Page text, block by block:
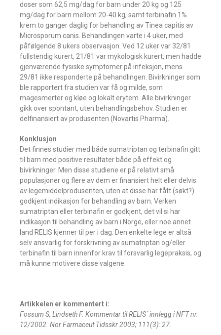
doser som 62,5 mg/dag for barn under 20 kg og 125
mg/dag for barn mellom 20-40 kg, samt terbinafin 1%
krem to ganger daglig for behandling av Tinea capitis av
Microsporum canis. Behandlingen varte i 4 uker, med
påfølgende 8 ukers observasjon. Ved 12 uker var 32/81
fullstendig kurert, 21/81 var mykologisk kurert, men hadde
gjenværende fysiske symptomer på infeksjon, mens
29/81 ikke responderte på behandlingen. Bivirkninger som
ble rapportert fra studien var få og milde, som
magesmerter og kløe og lokalt erytem. Alle bivirkninger
gikk over spontant, uten behandlingsbehov. Studien er
delfinansiert av produsenten (Novartis Pharma).
Konklusjon
Det finnes studier med både sumatriptan og terbinafin gitt
til barn med positive resultater både på effekt og
bivirkninger. Men disse studiene er på relativt små
populasjoner og flere av dem er finansiert helt eller delvis
av legemiddelprodusenten, uten at disse har fått (søkt?)
godkjent indikasjon for behandling av barn. Verken
sumatriptan eller terbinafin er godkjent, det vil si har
indikasjon til behandling av barn i Norge, eller noe annet
land RELIS kjenner til per i dag. Den enkelte lege er altså
selv ansvarlig for forskrivning av sumatriptan og/eller
terbinafin til barn innenfor krav til forsvarlig legepraksis, og
må kunne motivere disse valgene.
Artikkelen er kommentert i:
Fossum S, Lindseth F. Kommentar til RELIS´ innlegg i NFT nr.
12/2002. Nor Farmaceut Tidsskr 2003; 111(3): 27.